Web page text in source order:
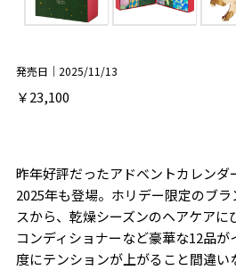
発売日｜2025/11/13
￥23,100
昨年好評だったアドベントカレンダ
2025年も登場。ホリデー限定のブ
スから、乾燥シーズンのヘアケアに
コンディショナーなど豪華な12品が
度にテンションが上がること間違い